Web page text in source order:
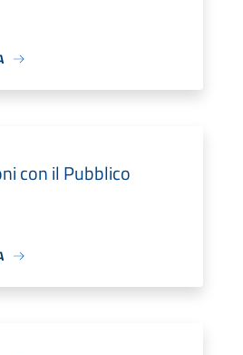
con il Pubblico